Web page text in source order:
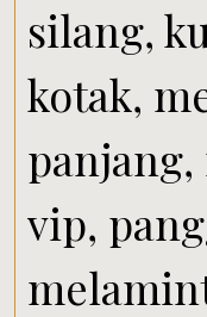
silang,
kotak,
vip,